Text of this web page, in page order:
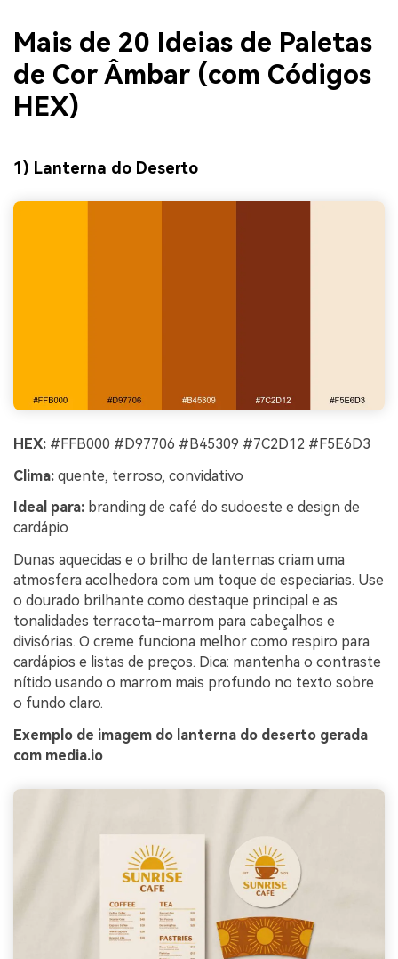
Mais de 20 Ideias de Paletas
de Cor Âmbar (com Códigos
HEX)
1) Lanterna do Deserto
HEX: #FFB000 #D97706 #B45309 #7C2D12 #F5E6D3
Clima: quente, terroso, convidativo
Ideal para: branding de café do sudoeste e design de
cardápio
Dunas aquecidas e o brilho de lanternas criam uma
atmosfera acolhedora com um toque de especiarias. Use
o dourado brilhante como destaque principal e as
tonalidades terracota-marrom para cabeçalhos e
divisórias. O creme funciona melhor como respiro para
cardápios e listas de preços. Dica: mantenha o contraste
nítido usando o marrom mais profundo no texto sobre
o fundo claro.
Exemplo de imagem do lanterna do deserto gerada
com media.io